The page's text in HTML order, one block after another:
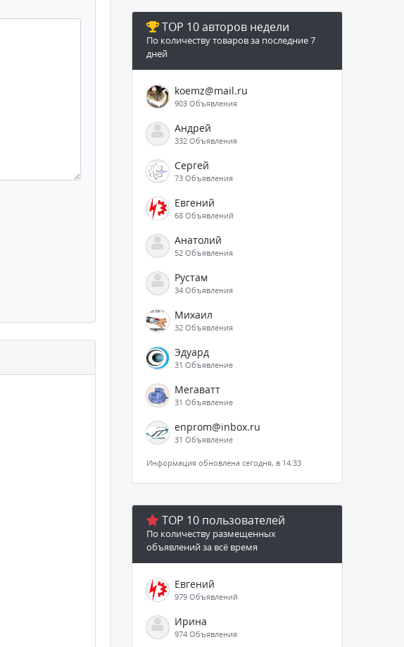
TOP 10 авторов недели
По количеству товаров за последние 7
дней
koemz@mail.ru
903 Объявления
Андрей
332 Объявления
Сергей
73 Объявления
Евгений
68 Объявлений
Анатолий
52 Объявления
Рустам
34 Объявления
Михаил
32 Объявления
Эдуард
31 Объявление
Мегаватт
31 Объявление
enprom@inbox.ru
31 Объявление
Информация обновлена сегодня, в 14:33
TOP 10 пользователей
По количеству размещенных
объявлений за всё время
Евгений
979 Объявлений
Ирина
974 Объявления